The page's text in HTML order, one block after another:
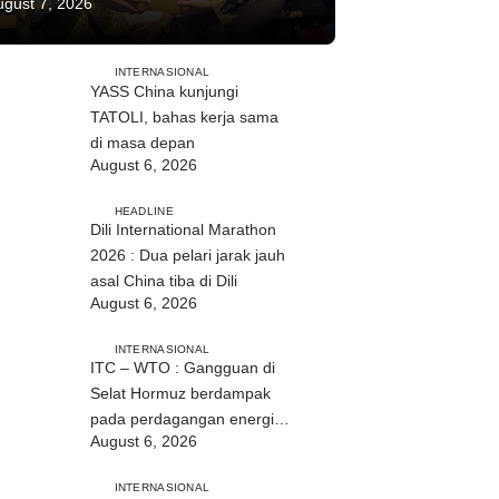
7, 2026
INTERNASIONAL
YASS China kunjungi
TATOLI, bahas kerja sama
di masa depan
August 6, 2026
HEADLINE
Dili International Marathon
2026 : Dua pelari jarak jauh
asal China tiba di Dili
August 6, 2026
INTERNASIONAL
ITC – WTO : Gangguan di
Selat Hormuz berdampak
pada perdagangan energi,
pupuk, dan industri
August 6, 2026
INTERNASIONAL